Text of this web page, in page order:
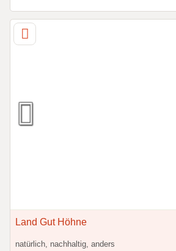
Land Gut Höhne
natürlich, nachhaltig, anders